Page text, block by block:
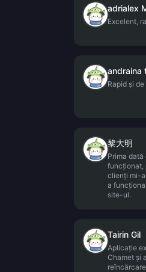
adrialex
Excelent,
andraina
Rapid și
黎大明
Prima
funcționat,
clienți mi-a
a
site-ul.
Tairin Gil
Aplicație
Chamet și